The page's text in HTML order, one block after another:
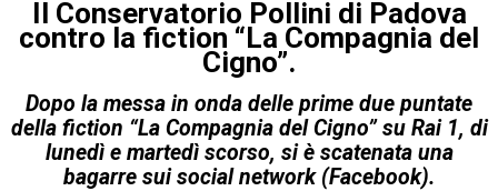
Il Conservatorio Pollini di Padova
contro la fiction “La Compagnia del
Cigno”.
Dopo la messa in onda delle prime due puntate
della fiction “La Compagnia del Cigno” su Rai 1, di
lunedì e martedì scorso, si è scatenata una
bagarre sui social network (Facebook).